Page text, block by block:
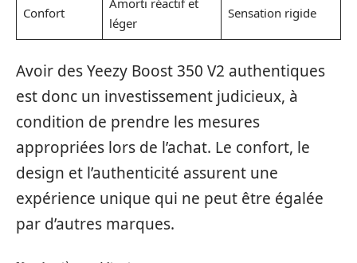
Confort
Amorti réactif et
léger
Sensation rigide
Avoir des Yeezy Boost 350 V2 authentiques
est donc un investissement judicieux, à
condition de prendre les mesures
appropriées lors de l’achat. Le confort, le
design et l’authenticité assurent une
expérience unique qui ne peut être égalée
par d’autres marques.